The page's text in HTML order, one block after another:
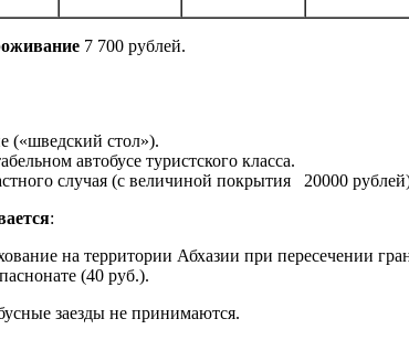
7 700 рублей.
(«шведский стол»).
автобусе туристского класса.
случая (с величиной покрытия 20000
:
на территории Абхазии при пересечении
(40 руб.).
заезды не принимаются.